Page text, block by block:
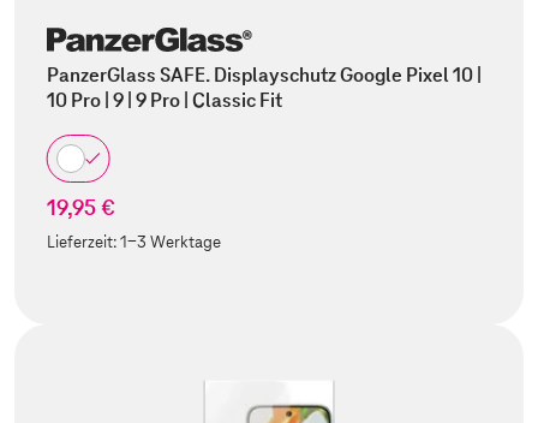
PanzerGlass SAFE. Displayschutz Google Pixel 10 |
10 Pro | 9 | 9 Pro | Classic Fit
19,95 €
Lieferzeit:1-3 Werktage